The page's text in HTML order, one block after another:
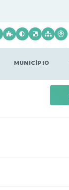
MUNICÍPIO